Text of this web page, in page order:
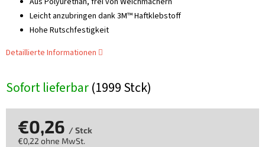
Sofort lieferbar(1999 Stck)
Leicht anzubringen dank 3M™ Haftklebstoff
Hohe Rutschfestigkeit
Detaillierte Informationen
€0,26 / Stck
€0,22 ohne MwSt.